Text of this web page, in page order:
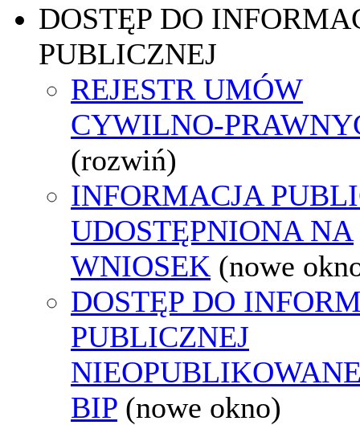
DOSTĘP DO
PUBLICZNEJ
REJESTR UMÓW
CYWILNO-
(rozwiń)
INFORMACJA
UDOSTĘPNIONA NA
WNIOSEK (nowe
DOSTĘP DO
PUBLICZNEJ
BIP (nowe okno)